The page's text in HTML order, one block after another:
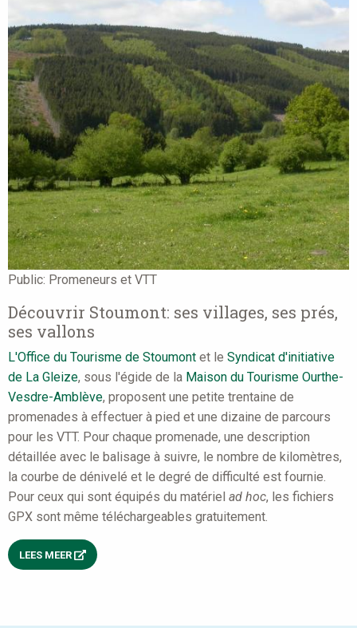
Public: Promeneurs et VTT
Découvrir Stoumont: ses villages, ses prés,
ses vallons
L'Office du Tourisme de Stoumont et le Syndicat d'initiative
de La Gleize, sous l'égide de la Maison du Tourisme Ourthe-
Vesdre-Amblève, proposent une petite trentaine de
promenades à effectuer à pied et une dizaine de parcours
pour les VTT. Pour chaque promenade, une description
détaillée avec le balisage à suivre, le nombre de kilomètres,
la courbe de dénivelé et le degré de difficulté est fournie.
Pour ceux qui sont équipés du matériel ad hoc, les fichiers
GPX sont même téléchargeables gratuitement.
LEES MEER